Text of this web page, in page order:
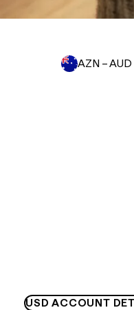
AZN – AUD
USD ACCOUNT